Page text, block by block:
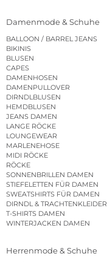
Damenmode & Schuhe
BALLOON / BARREL JEANS
BIKINIS
BLUSEN
CAPES
DAMENHOSEN
DAMENPULLOVER
DIRNDLBLUSEN
HEMDBLUSEN
JEANS DAMEN
LANGE RÖCKE
LOUNGEWEAR
MARLENEHOSE
MIDI RÖCKE
RÖCKE
SONNENBRILLEN DAMEN
STIEFELETTEN FÜR DAMEN
SWEATSHIRTS FÜR DAMEN
DIRNDL & TRACHTENKLEIDER
T-SHIRTS DAMEN
WINTERJACKEN DAMEN
Herrenmode & Schuhe